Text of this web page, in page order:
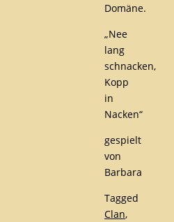
Domäne.
„Nee
lang
schnacken,
Kopp
in
Nacken“
gespielt
von
Barbara
Tagged
Clan,